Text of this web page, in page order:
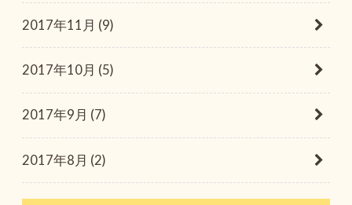
2017年11月 (9)
2017年10月 (5)
2017年9月 (7)
2017年8月 (2)